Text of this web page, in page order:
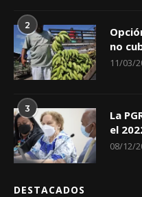
2
no
11/03/
3
La
el
08/12/
DESTACADOS